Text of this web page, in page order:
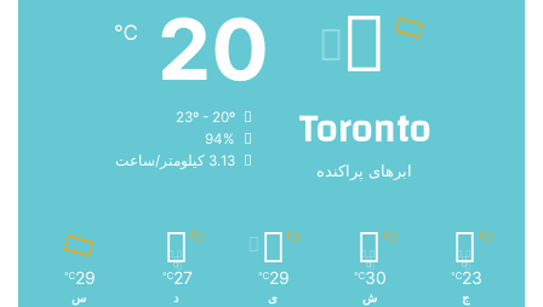
Toronto
ابرهای پراکنده
20
℃
23º - 20º
94%
3.13 کیلومتر/ساعت
23
℃
ج
30
℃
ش
29
℃
ی
27
℃
د
29
℃
س